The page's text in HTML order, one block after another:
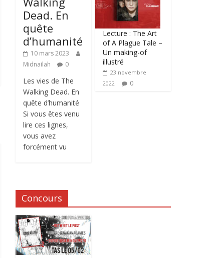
Dead. En
quête
d’humanité
10 mars 2023
Midnailah
0
Les vies de The
Walking Dead. En
quête d’humanité
Si vous êtes venu
lire ces lignes,
vous avez
forcément vu
Lecture : The Art
of A Plague Tale –
Un making-of
illustré
23 novembre
2022
0
Concours